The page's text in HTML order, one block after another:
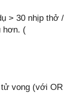
> 30 nhịp thở /
hơn. (
vong (với OR